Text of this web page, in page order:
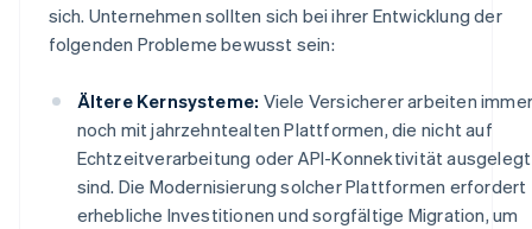
sich. Unternehmen sollten sich bei ihrer Entwicklung der
folgenden Probleme bewusst sein:
Ältere Kernsysteme: Viele Versicherer arbeiten immer
noch mit jahrzehntealten Plattformen, die nicht auf
Echtzeitverarbeitung oder API-Konnektivität ausgelegt
sind. Die Modernisierung solcher Plattformen erfordert
erhebliche Investitionen und sorgfältige Migration, um